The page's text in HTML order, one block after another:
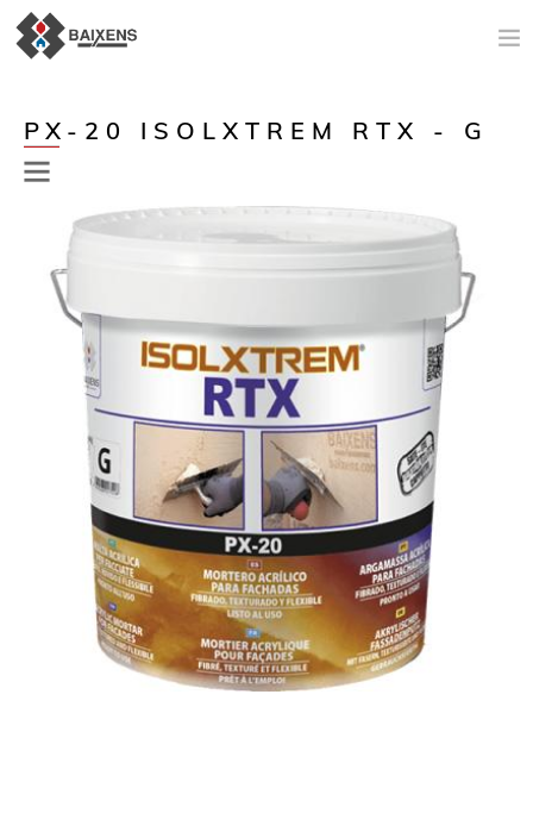
PRODUCTOS
ORIGEN
MAESTRO PINTOR
IMPERMEABILIZACIÓN
ESPACIO TÉCNICO
AYUDA A LA VENTA
NOTICIAS
EMPRESA
CONTACTO
PX-20 ISOLXTREM RTX - G